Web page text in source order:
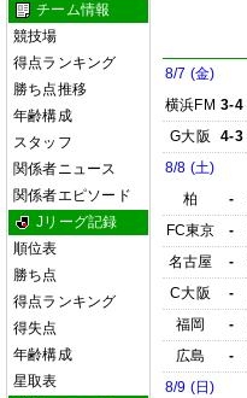
チーム情報
競技場
得点ランキング
勝ち点推移
年齢構成
スタッフ
関係者ニュース
関係者エピソード
Jリーグ記録
順位表
勝ち点
得点ランキング
得失点
年齢構成
星取表
8/7 (金)
横浜FM 3-4
G大阪
4-3
8/8 (土)
柏
-
FC東京
-
名古屋
-
C大阪
-
福岡
-
広島
-
8/9 (日)